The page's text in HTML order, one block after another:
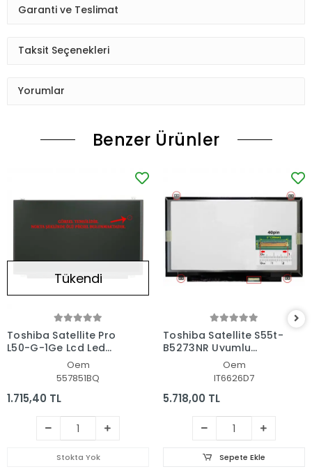
Garanti ve Teslimat
Taksit Seçenekleri
Yorumlar
Benzer Ürünler
Tükendi
Toshiba Satellite Pro
L50-G-1Ge Lcd Led
Ekran - PanelOem
557851BQ
1.715,40 TL
Stokta Yok
Toshiba Satellite S55t-
B5273NR Uyumlu
Notebook Led Ekran
Oem
IT6626D7
5.718,00 TL
Sepete Ekle